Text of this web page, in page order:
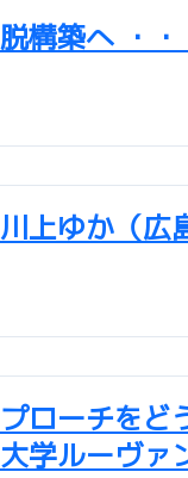
構築へ ・
上ゆか（広
ローチをど
学ルーヴァ